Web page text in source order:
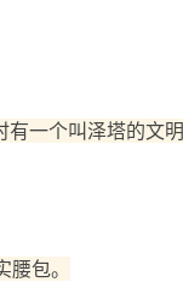
一个叫泽塔的文明
包。